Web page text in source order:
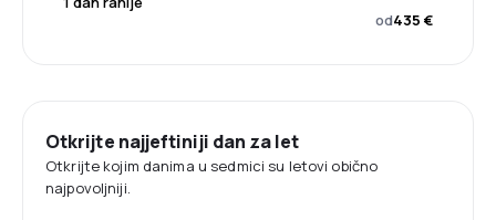
od435 €
Otkrijte najjeftiniji dan za let
Otkrijte kojim danima u sedmici su letovi obično
najpovoljniji.